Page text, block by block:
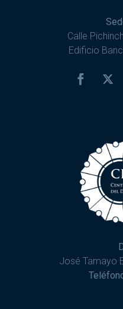
Calle
Edificio
José Tamayo